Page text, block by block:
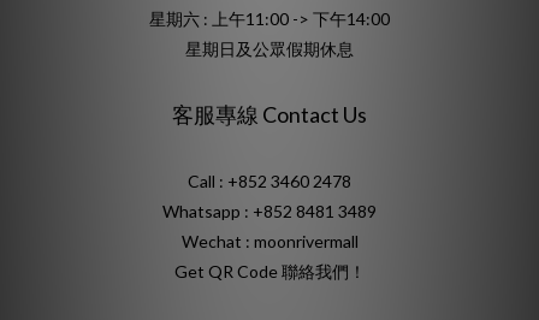
星期六 : 上午11:00 -> 下午14:00
星期日及公眾假期休息
客服專線 Contact Us
Call : +852 3460 2478
Whatsapp : +852 8481 3489
Wechat : moonrivermall
Get QR Code 聯絡我們！